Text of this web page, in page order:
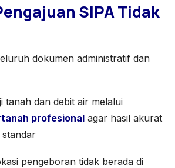
SIPA Tidak
dokumen administratif dan
tanah dan debit air melalui
profesional agar hasil akurat
standar
pengeboran tidak berada di